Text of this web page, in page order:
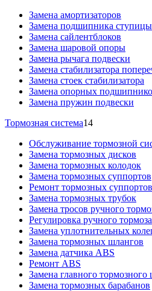
Замена амортизаторов
Замена подшипника ступицы
Замена сайлентблоков
Замена шаровой опоры
Замена рычага подвески
Замена стабилизатора
Замена стоек стабилизатора
Замена опорных
Замена пружин подвески
Тормозная система14
Обслуживание тормозной
Замена тормозных дисков
Замена тормозных колодок
Замена тормозных суппортов
Ремонт тормозных суппортов
Замена тормозных трубок
Замена тросов ручного
Регулировка ручного тормоза
Замена уплотнительных
Замена тормозных шлангов
Замена датчика ABS
Ремонт ABS
Замена главного тормозного
Замена тормозных барабанов